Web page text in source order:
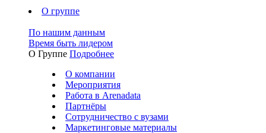
О группе
По нашим данным
Время быть лидером
О Группе Подробнее
О компании
Мероприятия
Работа в Arenadata
Партнёры
Сотрудничество с вузами
Маркетинговые материалы